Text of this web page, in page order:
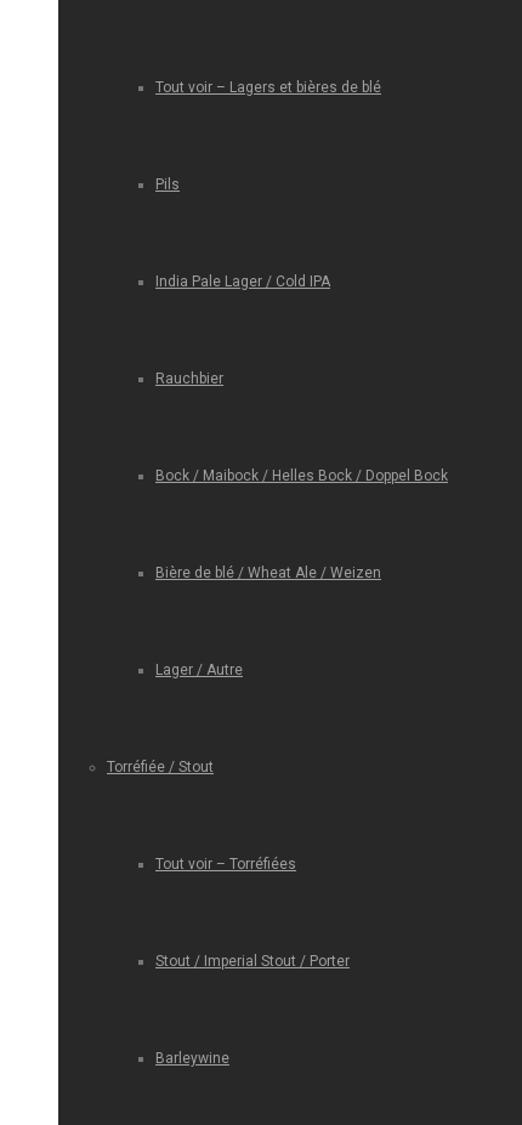
Tout voir – Lagers et bières de blé
Pils
India Pale Lager / Cold IPA
Rauchbier
Bock / Maibock / Helles Bock / Doppel Bock
Bière de blé / Wheat Ale / Weizen
Lager / Autre
Torréfiée / Stout
Tout voir – Torréfiées
Stout / Imperial Stout / Porter
Barleywine